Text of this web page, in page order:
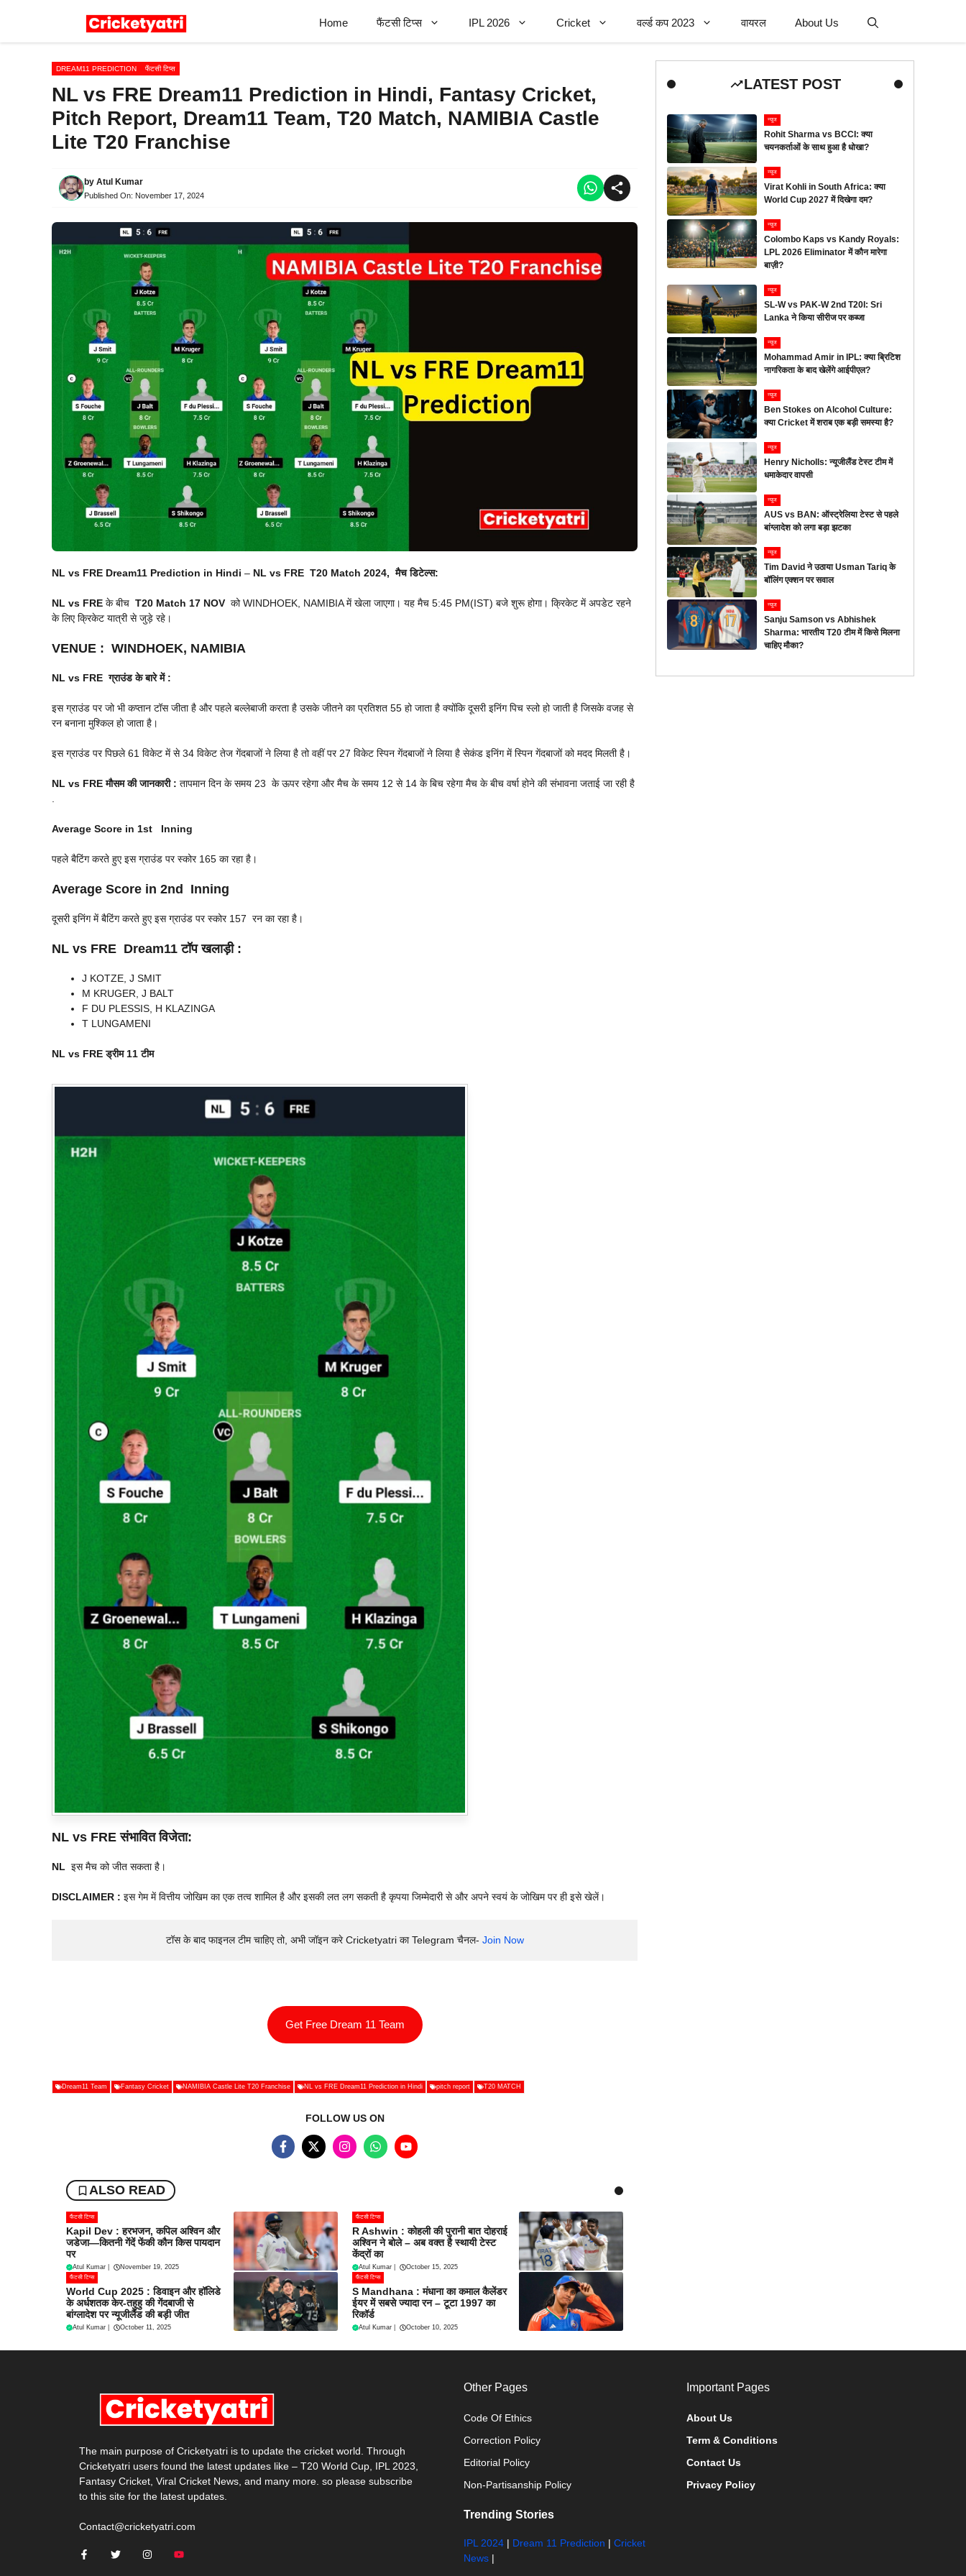
Home फैंटसी टिप्स IPL 2026 Cricket वर्ल्ड कप 2023 वायरल About Us
DREAM11 PREDICTION फैंटसी टिप्स
NL vs FRE Dream11 Prediction in Hindi, Fantasy Cricket,
Pitch Report, Dream11 Team, T20 Match, NAMIBIA Castle
Lite T20 Franchise
by Atul Kumar
Published On: November 17, 2024
NL vs FRE Dream11 Prediction in Hindi – NL vs FRE T20 Match 2024, मैच डिटेल्स:
NL vs FRE के बीच T20 Match 17 NOV को WINDHOEK, NAMIBIA में खेला जाएगा। यह मैच 5:45 PM(IST) बजे शुरू होगा। क्रिकेट में अपडेट रहने
के लिए क्रिकेट यात्री से जुड़े रहे।
VENUE : WINDHOEK, NAMIBIA
NL vs FREग्राउंड के बारे में :
इस ग्राउंड पर जो भी कप्तान टॉस जीता है और पहले बल्लेबाजी करता है उसके जीतने का प्रतिशत 55 हो जाता है क्योंकि दूसरी इनिंग पिच स्लो हो जाती है जिसके वजह से
रन बनाना मुश्किल हो जाता है।
इस ग्राउंड पर पिछले 61 विकेट में से 34 विकेट तेज गेंदबाजों ने लिया है तो वहीं पर 27 विकेट स्पिन गेंदबाजों ने लिया है सेकंड इनिंग में स्पिन गेंदबाजों को मदद मिलती है।
NL vs FREमौसम की जानकारी : तापमान दिन के समय 23 के ऊपर रहेगा और मैच के समय 12 से 14 के बिच रहेगा मैच के बीच वर्षा होने की संभावना जताई जा रही है
.
Average Score in 1st Inning
पहले बैटिंग करते हुए इस ग्राउंड पर स्कोर 165 का रहा है।
Average Score in 2nd Inning
दूसरी इनिंग में बैटिंग करते हुए इस ग्राउंड पर स्कोर 157 रन का रहा है।
NL vs FRE Dream11 टॉप खलाड़ी :
J KOTZE, J SMIT
M KRUGER, J BALT
F DU PLESSIS, H KLAZINGA
T LUNGAMENI
NL vs FREड्रीम 11 टीम
NL vs FREसंभावित विजेता:
NL इस मैच को जीत सकता है।
DISCLAIMER : इस गेम में वित्तीय जोखिम का एक तत्व शामिल है और इसकी लत लग सकती है कृपया जिम्मेदारी से और अपने स्वयं के जोखिम पर ही इसे खेलें।
टॉस के बाद फाइनल टीम चाहिए तो, अभी जॉइन करे Cricketyatri का Telegram चैनल- Join Now
Get Free Dream 11 Team
Dream11 Team Fantasy Cricket NAMIBIA Castle Lite T20 Franchise NL vs FRE Dream11 Prediction in Hindi pitch report T20 MATCH
FOLLOW US ON
ALSO READ
फैंटसी टिप्स
Kapil Dev : हरभजन, कपिल अश्विन और
जडेजा—कितनी गेंदें फेंकी कौन किस पायदान
पर
Atul Kumar November 19, 2025
फैंटसी टिप्स
R Ashwin : कोहली की पुरानी बात दोहराई
अश्विन ने बोले – अब वक्त है स्थायी टेस्ट
केंद्रों का
Atul Kumar October 15, 2025
फैंटसी टिप्स
World Cup 2025 : डिवाइन और हॉलिडे
के अर्धशतक केर-तहुहु की गेंदबाजी से
बांग्लादेश पर न्यूजीलैंड की बड़ी जीत
Atul Kumar October 11, 2025
फैंटसी टिप्स
S Mandhana : मंधाना का कमाल कैलेंडर
ईयर में सबसे ज्यादा रन – टूटा 1997 का
रिकॉर्ड
Atul Kumar October 10, 2025
LATEST POST
न्यूज
Rohit Sharma vs BCCI: क्या
चयनकर्ताओं के साथ हुआ है धोखा?
न्यूज
Virat Kohli in South Africa: क्या
World Cup 2027 में दिखेगा दम?
न्यूज
Colombo Kaps vs Kandy Royals:
LPL 2026 Eliminator में कौन मारेगा
बाज़ी?
न्यूज
SL-W vs PAK-W 2nd T20I: Sri
Lanka ने किया सीरीज पर कब्जा
न्यूज
Mohammad Amir in IPL: क्या ब्रिटिश
नागरिकता के बाद खेलेंगे आईपीएल?
न्यूज
Ben Stokes on Alcohol Culture:
क्या Cricket में शराब एक बड़ी समस्या है?
न्यूज
Henry Nicholls: न्यूजीलैंड टेस्ट टीम में
धमाकेदार वापसी
न्यूज
AUS vs BAN: ऑस्ट्रेलिया टेस्ट से पहले
बांग्लादेश को लगा बड़ा झटका
न्यूज
Tim David ने उठाया Usman Tariq के
बॉलिंग एक्शन पर सवाल
न्यूज
Sanju Samson vs Abhishek
Sharma: भारतीय T20 टीम में किसे मिलना
चाहिए मौका?
The main purpose of Cricketyatri is to update the cricket world. Through
Cricketyatri users found the latest updates like – T20 World Cup, IPL 2023,
Fantasy Cricket, Viral Cricket News, and many more. so please subscribe
to this site for the latest updates.
Contact@cricketyatri.com
Other Pages
Code Of Ethics
Correction Policy
Editorial Policy
Non-Partisanship Policy
Trending Stories
IPL 2024 | Dream 11 Prediction |Cricket
News |
Important Pages
About Us
Term & Conditions
Contact Us
Privacy Policy